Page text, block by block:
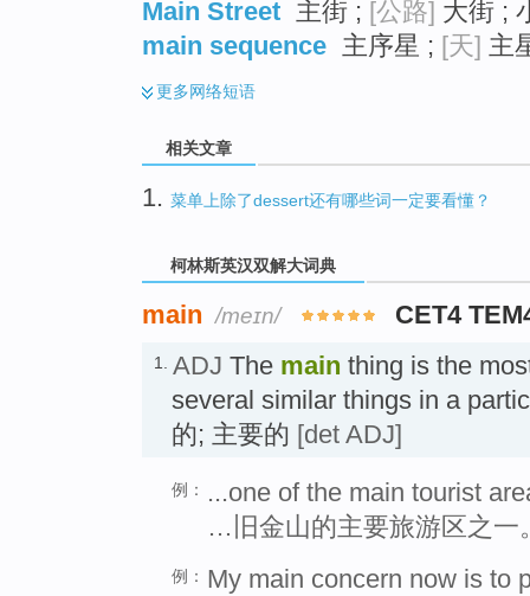
Main Street 主街 ; [公路] 大街 ;
main sequence 主序星 ; [天] 主
更多网络短语
相关文章
1. 菜单上除了dessert还有哪些词一定要看懂？
柯林斯英汉双解大词典
main /meɪn/ CET4
1. ADJ The main thing is the
several similar things in a
的; 主要的 [det ADJ]
例：
...one of the main tourist
…旧金山的主要旅游区之一
例： My main concern now is to